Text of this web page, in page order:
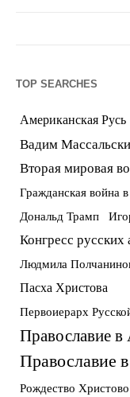
TOP SEARCHES
Американская Русь
Вадим
Вторая мировая
Гражданская война
Дональд Трамп
Конгресс русских
Людмила
Пасха Христова
Первоиерарх
Православие
Рождество Христово